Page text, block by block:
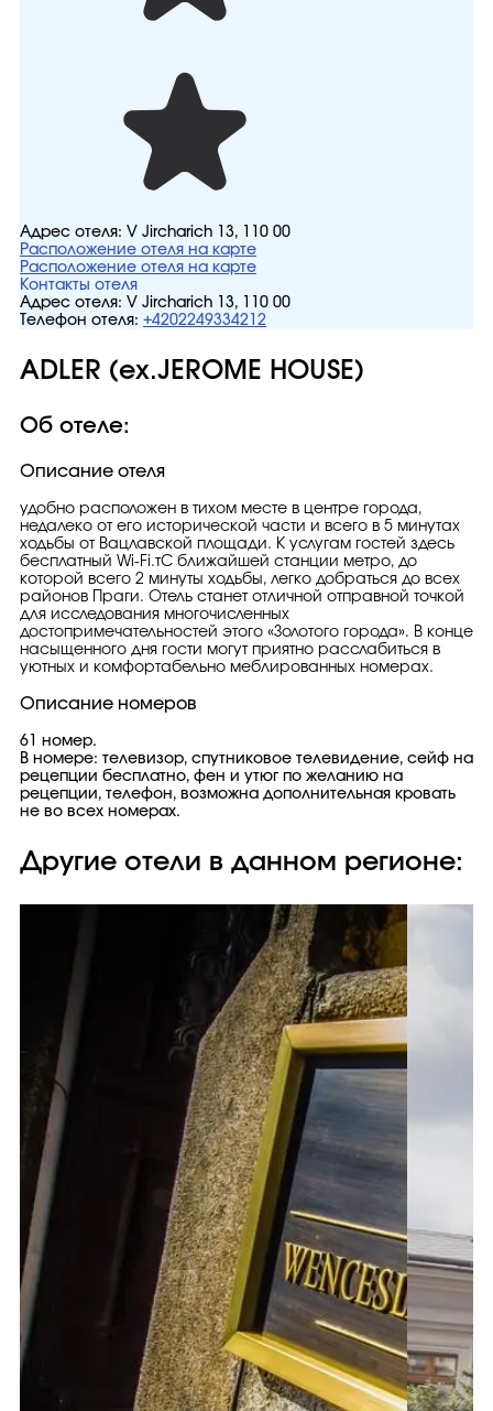
Адрес отеля: V Jircharich 13, 110 00
Расположение отеля на карте
Расположение отеля на карте
Контакты отеля
Адрес отеля: V Jircharich 13, 110 00
Телефон отеля: +4202249334212
ADLER (ex.JEROME HOUSE)
Об отеле:
Описание отеля
удобно расположен в тихом месте в центре города,
недалеко от его исторической части и всего в 5 минутах
ходьбы от Вацлавской площади. К услугам гостей здесь
бесплатный Wi-Fi.тС ближайшей станции метро, до
которой всего 2 минуты ходьбы, легко добраться до всех
районов Праги. Отель станет отличной отправной точкой
для исследования многочисленных
достопримечательностей этого «Золотого города». В конце
насыщенного дня гости могут приятно расслабиться в
уютных и комфортабельно меблированных номерах.
Описание номеров
61 номер.
В номере: телевизор, спутниковое телевидение, сейф на
рецепции бесплатно, фен и утюг по желанию на
рецепции, телефон, возможна дополнительная кровать
не во всех номерах.
Другие отели в данном регионе: